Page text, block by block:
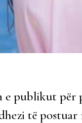
e publikut për
të postuar